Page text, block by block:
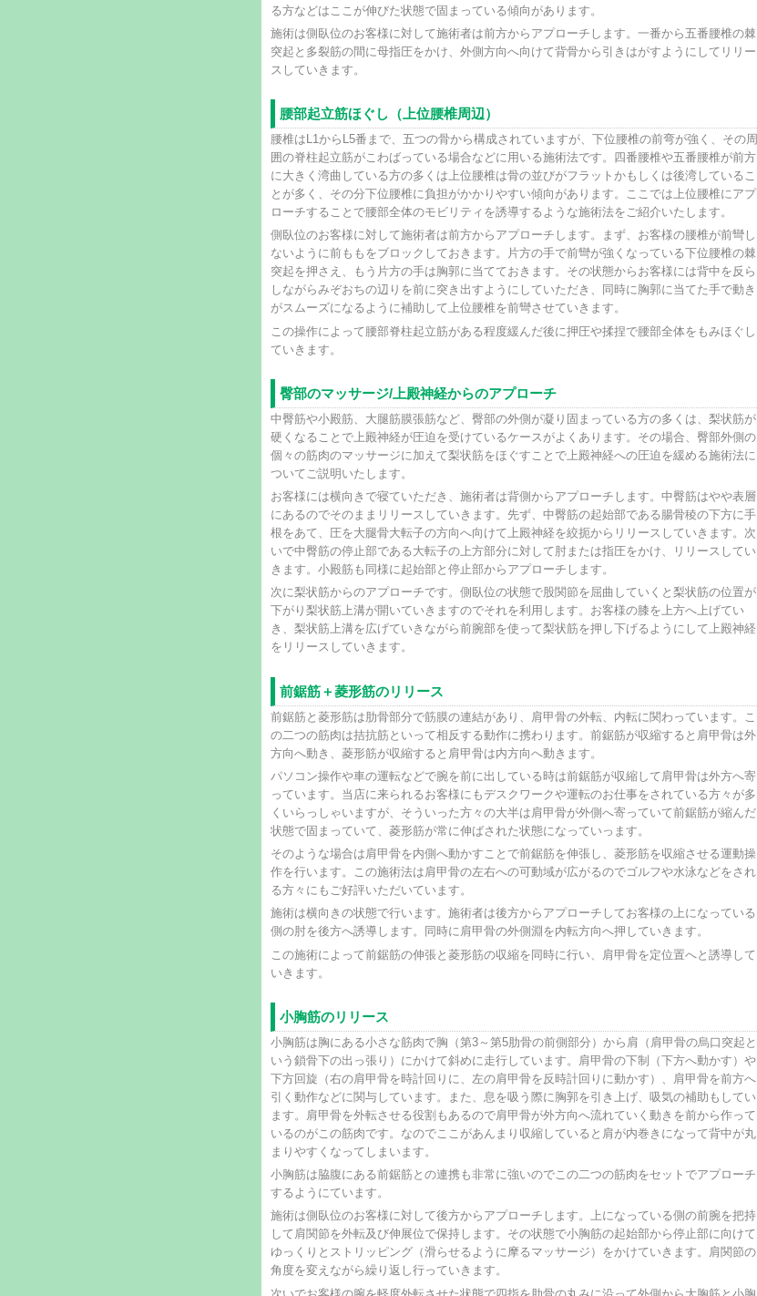
る方などはここが伸びた状態で固まっている傾向があります。
施術は側臥位のお客様に対して施術者は前方からアプローチします。一番から五番腰椎の棘
突起と多裂筋の間に母指圧をかけ、外側方向へ向けて背骨から引きはがすようにしてリリー
スしていきます。
腰部起立筋ほぐし（上位腰椎周辺）
腰椎はL1からL5番まで、五つの骨から構成されていますが、下位腰椎の前弯が強く、その周
囲の脊柱起立筋がこわばっている場合などに用いる施術法です。四番腰椎や五番腰椎が前方
に大きく湾曲している方の多くは上位腰椎は骨の並びがフラットかもしくは後湾しているこ
とが多く、その分下位腰椎に負担がかかりやすい傾向があります。ここでは上位腰椎にアプ
ローチすることで腰部全体のモビリティを誘導するような施術法をご紹介いたします。
側臥位のお客様に対して施術者は前方からアプローチします。まず、お客様の腰椎が前彎し
ないように前ももをブロックしておきます。片方の手で前彎が強くなっている下位腰椎の棘
突起を押さえ、もう片方の手は胸郭に当てておきます。その状態からお客様には背中を反ら
しながらみぞおちの辺りを前に突き出すようにしていただき、同時に胸郭に当てた手で動き
がスムーズになるように補助して上位腰椎を前彎させていきます。
この操作によって腰部脊柱起立筋がある程度緩んだ後に押圧や揉捏で腰部全体をもみほぐし
ていきます。
臀部のマッサージ/上殿神経からのアプローチ
中臀筋や小殿筋、大腿筋膜張筋など、臀部の外側が凝り固まっている方の多くは、梨状筋が
硬くなることで上殿神経が圧迫を受けているケースがよくあります。その場合、臀部外側の
個々の筋肉のマッサージに加えて梨状筋をほぐすことで上殿神経への圧迫を緩める施術法に
ついてご説明いたします。
お客様には横向きで寝ていただき、施術者は背側からアプローチします。中臀筋はやや表層
にあるのでそのままリリースしていきます。先ず、中臀筋の起始部である腸骨稜の下方に手
根をあて、圧を大腿骨大転子の方向へ向けて上殿神経を絞扼からリリースしていきます。次
いで中臀筋の停止部である大転子の上方部分に対して肘または指圧をかけ、リリースしてい
きます。小殿筋も同様に起始部と停止部からアプローチします。
次に梨状筋からのアプローチです。側臥位の状態で股関節を屈曲していくと梨状筋の位置が
下がり梨状筋上溝が開いていきますのでそれを利用します。お客様の膝を上方へ上げてい
き、梨状筋上溝を広げていきながら前腕部を使って梨状筋を押し下げるようにして上殿神経
をリリースしていきます。
前鋸筋＋菱形筋のリリース
前鋸筋と菱形筋は肋骨部分で筋膜の連結があり、肩甲骨の外転、内転に関わっています。こ
の二つの筋肉は拮抗筋といって相反する動作に携わります。前鋸筋が収縮すると肩甲骨は外
方向へ動き、菱形筋が収縮すると肩甲骨は内方向へ動きます。
パソコン操作や車の運転などで腕を前に出している時は前鋸筋が収縮して肩甲骨は外方へ寄
っています。当店に来られるお客様にもデスクワークや運転のお仕事をされている方々が多
くいらっしゃいますが、そういった方々の大半は肩甲骨が外側へ寄っていて前鋸筋が縮んだ
状態で固まっていて、菱形筋が常に伸ばされた状態になっていっます。
そのような場合は肩甲骨を内側へ動かすことで前鋸筋を伸張し、菱形筋を収縮させる運動操
作を行います。この施術法は肩甲骨の左右への可動域が広がるのでゴルフや水泳などをされ
る方々にもご好評いただいています。
施術は横向きの状態で行います。施術者は後方からアプローチしてお客様の上になっている
側の肘を後方へ誘導します。同時に肩甲骨の外側淵を内転方向へ押していきます。
この施術によって前鋸筋の伸張と菱形筋の収縮を同時に行い、肩甲骨を定位置へと誘導して
いきます。
小胸筋のリリース
小胸筋は胸にある小さな筋肉で胸（第3～第5肋骨の前側部分）から肩（肩甲骨の烏口突起と
いう鎖骨下の出っ張り）にかけて斜めに走行しています。肩甲骨の下制（下方へ動かす）や
下方回旋（右の肩甲骨を時計回りに、左の肩甲骨を反時計回りに動かす）、肩甲骨を前方へ
引く動作などに関与しています。また、息を吸う際に胸郭を引き上げ、吸気の補助もしてい
ます。肩甲骨を外転させる役割もあるので肩甲骨が外方向へ流れていく動きを前から作って
いるのがこの筋肉です。なのでここがあんまり収縮していると肩が内巻きになって背中が丸
まりやすくなってしまいます。
小胸筋は脇腹にある前鋸筋との連携も非常に強いのでこの二つの筋肉をセットでアプローチ
するようにています。
施術は側臥位のお客様に対して後方からアプローチします。上になっている側の前腕を把持
して肩関節を外転及び伸展位で保持します。その状態で小胸筋の起始部から停止部に向けて
ゆっくりとストリッピング（滑らせるように摩るマッサージ）をかけていきます。肩関節の
角度を変えながら繰り返し行っていきます。